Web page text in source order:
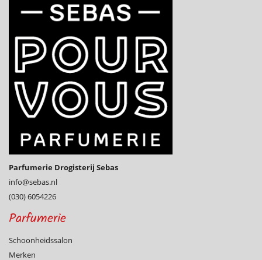
Parfumerie Drogisterij Sebas
info@­sebas.nl
(030) 6054226
Parfumerie
Schoonheidssalon
Merken